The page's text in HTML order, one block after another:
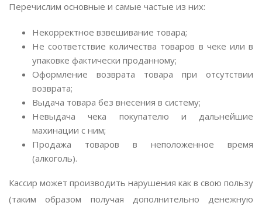
Перечислим основные и самые частые из них:
Некорректное взвешивание товара;
Не соответствие количества товаров в чеке или в
упаковке фактически проданному;
Оформление возврата товара при отсутствии
возврата;
Выдача товара без внесения в систему;
Невыдача чека покупателю и дальнейшие
махинации с ним;
Продажа товаров в неположенное время
(алкоголь).
Кассир может производить нарушения как в свою пользу
(таким образом получая дополнительно денежную